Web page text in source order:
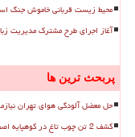
محیط زیست قربانی خاموش جنگ
آغاز اجرای طرح مشترک مدیریت
پربحث ترین ها
حل معضل آلودگی هوای تهران
کشف 2 تن چوب تاغ در کوهپایه اصفهان طی 24 ساعت اخیر 8 نفر دستگیر شدند